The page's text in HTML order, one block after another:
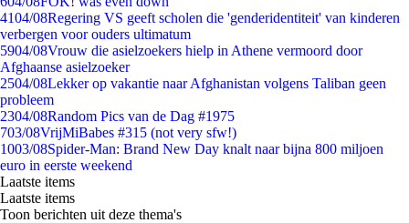
4104/08Regering VS geeft scholen die 'genderidentiteit' van kinderen
verbergen voor ouders ultimatum
5904/08Vrouw die asielzoekers hielp in Athene vermoord door
Afghaanse asielzoeker
2504/08Lekker op vakantie naar Afghanistan volgens Taliban geen
probleem
2304/08Random Pics van de Dag #1975
703/08VrijMiBabes #315 (not very sfw!)
1003/08Spider-Man: Brand New Day knalt naar bijna 800 miljoen
euro in eerste weekend
Laatste items
Laatste items
Toon berichten uit deze thema's